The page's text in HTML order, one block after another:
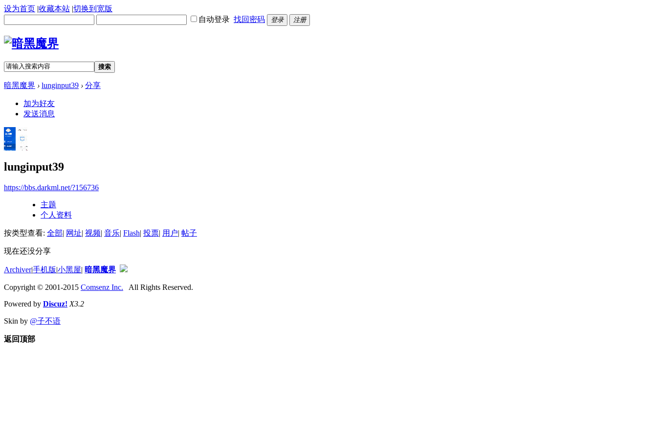
设为首页 |收藏本站 |切换到宽版
自动登录 找回密码 登录 注册
搜索
暗黑魔界 › lunginput39 › 分享
加为好友
发送消息
lunginput39
https://bbs.darkml.net/?156736
主题
个人资料
按类型查看: 全部| 网址| 视频| 音乐| Flash| 投票| 用户| 帖子
现在还没分享
Archiver|手机版|小黑屋| 暗黑魔界
Copyright © 2001-2015 Comsenz Inc. All Rights Reserved.
Powered by Discuz! X3.2
Skin by @子不语
返回顶部